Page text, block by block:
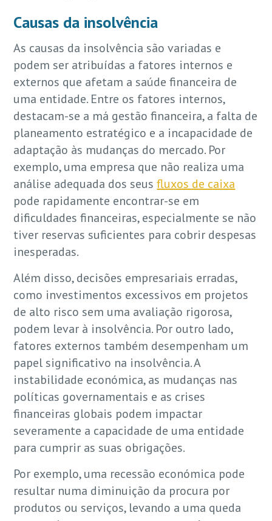
Causas da insolvência
As causas da insolvência são variadas e
podem ser atribuídas a fatores internos e
externos que afetam a saúde financeira de
uma entidade. Entre os fatores internos,
destacam-se a má gestão financeira, a falta de
planeamento estratégico e a incapacidade de
adaptação às mudanças do mercado. Por
exemplo, uma empresa que não realiza uma
análise adequada dos seusfluxos de caixa
pode rapidamente encontrar-se em
dificuldades financeiras, especialmente se não
tiver reservas suficientes para cobrir despesas
inesperadas.
Além disso, decisões empresariais erradas,
como investimentos excessivos em projetos
de alto risco sem uma avaliação rigorosa,
podem levar à insolvência. Por outro lado,
fatores externos também desempenham um
papel significativo na insolvência. A
instabilidade económica, as mudanças nas
políticas governamentais e as crises
financeiras globais podem impactar
severamente a capacidade de uma entidade
para cumprir as suas obrigações.
Por exemplo, uma recessão económica pode
resultar numa diminuição da procura por
produtos ou serviços, levando a uma queda